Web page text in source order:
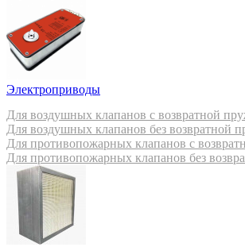
Электроприводы
Для воздушных клапанов с возвратной
Для воздушных клапанов без возвратной
Для противопожарных клапанов с
Для противопожарных клапанов без